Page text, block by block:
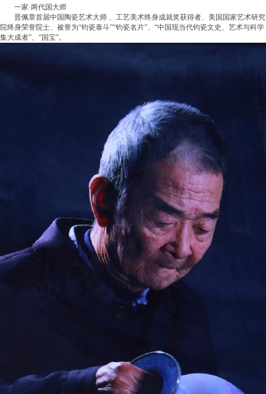
一家·两代国大师
晋佩章首届中国陶瓷艺术大师 、工艺美术终身成就奖获得者、美国国家艺术研究
院终身荣誉院士、被誉为“钧瓷泰斗”“钧瓷名片”、“中国现当代钧瓷文史、艺术与科学
集大成者”、“国宝”。